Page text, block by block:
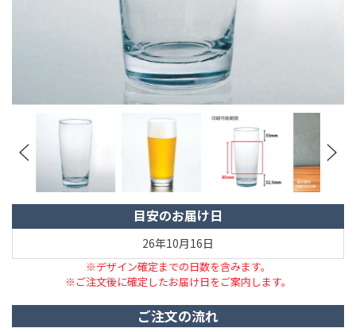
目安のお届け日
26年10月16日
※デザイン確定までの日数を含みます。
※ご注文後に確定したお届け日をご案内します。
ご注文の流れ